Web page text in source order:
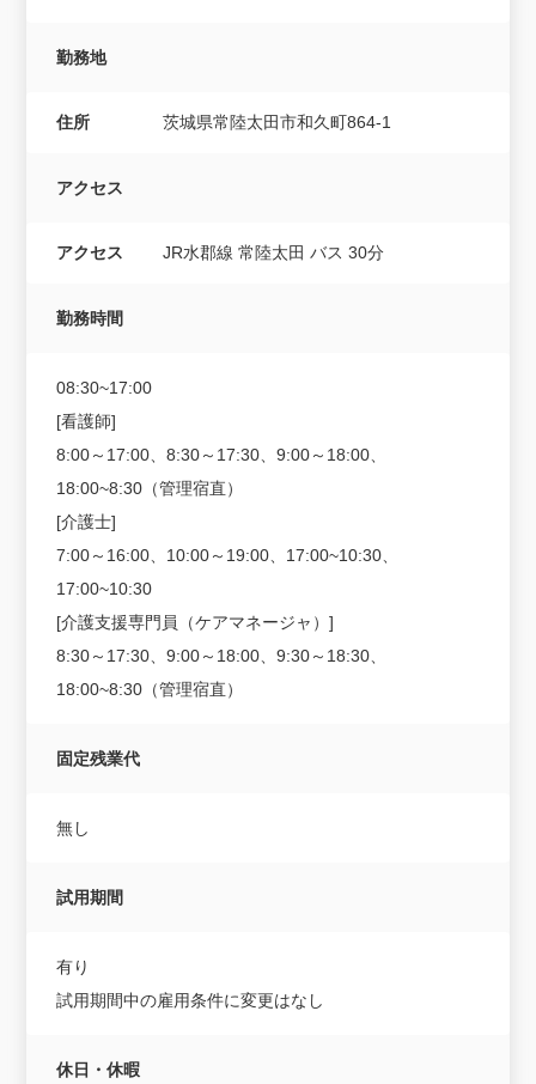
勤務地
住所 茨城県常陸太田市和久町864-1
アクセス
アクセス JR水郡線 常陸太田 バス 30分
勤務時間
08:30~17:00
[看護師]
8:00～17:00、8:30～17:30、9:00～18:00、
18:00~8:30（管理宿直）
[介護士]
7:00～16:00、10:00～19:00、17:00~10:30、
17:00~10:30
[介護支援専門員（ケアマネージャ）]
8:30～17:30、9:00～18:00、9:30～18:30、
18:00~8:30（管理宿直）
固定残業代
無し
試用期間
有り
試用期間中の雇用条件に変更はなし
休日・休暇